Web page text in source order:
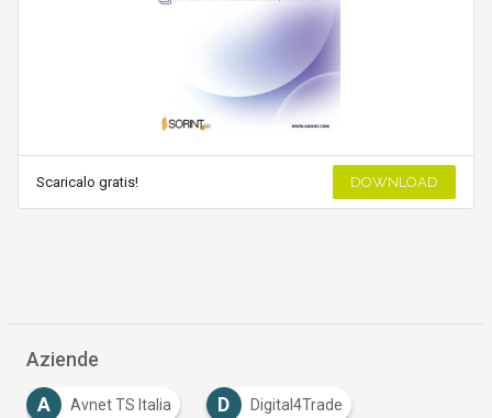
Scaricalo gratis! DOWNLOAD
Aziende
A Avnet TS Italia D Digital4Trade